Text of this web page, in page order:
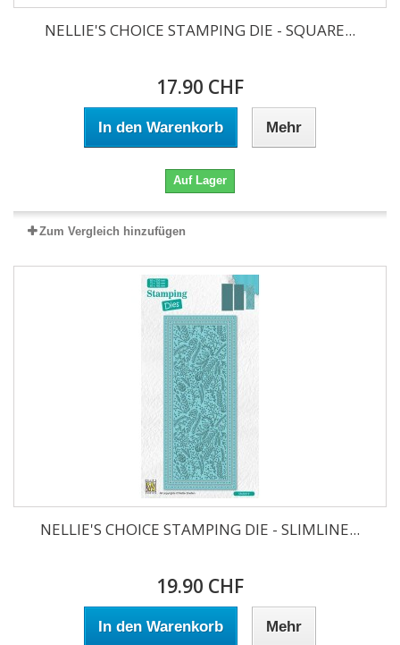
NELLIE'S CHOICE STAMPING DIE - SQUARE...
17.90 CHF
In den Warenkorb Mehr
Auf Lager
Zum Vergleich hinzufügen
NELLIE'S CHOICE STAMPING DIE - SLIMLINE...
19.90 CHF
In den Warenkorb Mehr